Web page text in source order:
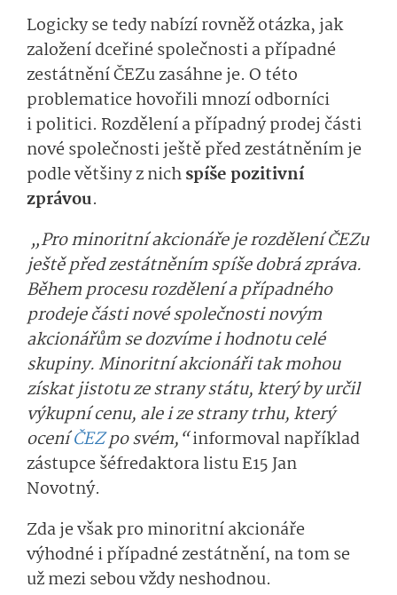
Logicky se tedy nabízí rovněž otázka, jak
založení dceřiné společnosti a případné
zestátnění ČEZu zasáhne je. O této
problematice hovořili mnozí odborníci
i politici. Rozdělení a případný prodej části
nové společnosti ještě před zestátněním je
podle většiny z nichspíše pozitivní
zprávou.
„Pro minoritní akcionáře je rozdělení ČEZu
ještě před zestátněním spíše dobrá zpráva.
Během procesu rozdělení a případného
prodeje části nové společnosti novým
akcionářům se dozvíme i hodnotu celé
skupiny. Minoritní akcionáři tak mohou
získat jistotu ze strany státu, který by určil
výkupní cenu, ale i ze strany trhu, který
oceníČEZpo svém,“informoval například
zástupce šéfredaktora listu E15 Jan
Novotný.
Zda je však pro minoritní akcionáře
výhodné i případné zestátnění, na tom se
už mezi sebou vždy neshodnou.